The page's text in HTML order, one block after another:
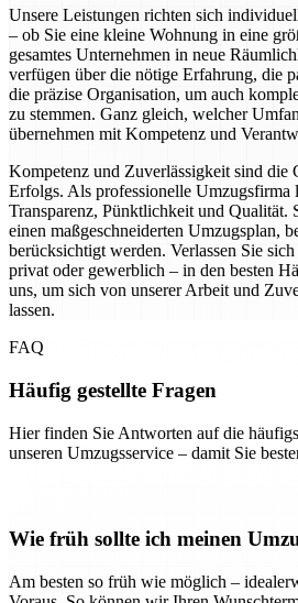
Unsere Leistungen richten sich
– ob Sie eine kleine Wohnung in eine
gesamtes Unternehmen in neue
verfügen über die nötige Erfahrung, die
die präzise Organisation, um auch
zu stemmen. Ganz gleich, welcher
übernehmen mit Kompetenz und
Kompetenz und Zuverlässigkeit sind die
Erfolgs. Als professionelle Umzugsfirma
Transparenz, Pünktlichkeit und Qualität.
einen maßgeschneiderten Umzugsplan,
berücksichtigt werden. Verlassen Sie
privat oder gewerblich – in den besten
uns, um sich von unserer Arbeit und
lassen.
FAQ
Häufig gestellte Fragen
Hier finden Sie Antworten auf die
unseren Umzugsservice – damit Sie
Wie früh sollte ich meinen
Am besten so früh wie möglich –